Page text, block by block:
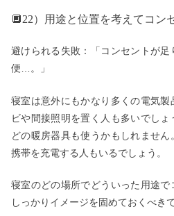
🔲22）用途と位置を考えてコン
避けられる失敗：「コンセントが
便…。」
寝室は意外にもかなり多くの電気
ビや間接照明を置く人も多いでし
どの暖房器具も使うかもしれませ
携帯を充電する人もいるでしょう。
寝室のどの場所でどういった用途で
しっかりイメージを固めておくべきで